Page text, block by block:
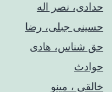
حدادی، نصر اله
حسینی جبلی، رضا
حق شناس، هادی
حوادث
خالقی ، مینو